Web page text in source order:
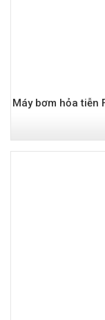
Máy bơm hỏa tiễn